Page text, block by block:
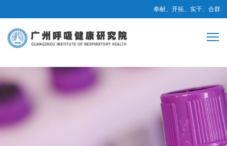
奉献、开拓、实干、合群